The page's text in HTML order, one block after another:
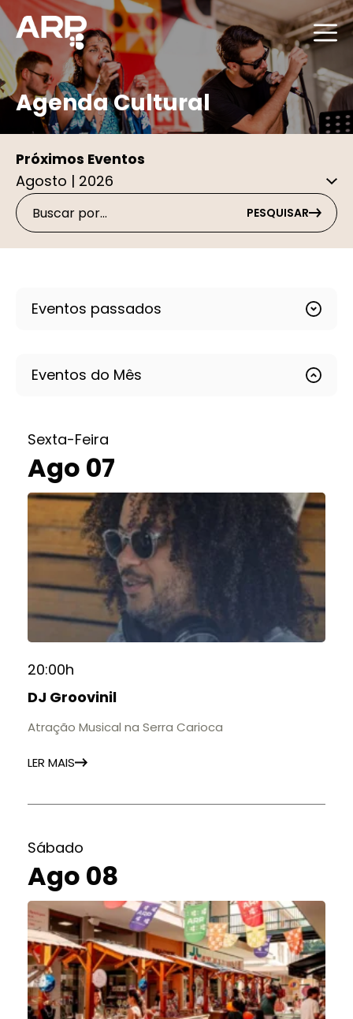
Agenda Cultural
Próximos Eventos
PESQUISAR
Eventos passados
Eventos do Mês
Sexta-Feira
Ago 07
20:00h
DJ Groovinil
Atração Musical na Serra Carioca
LER MAIS
Sábado
Ago 08